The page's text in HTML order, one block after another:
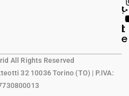
g
a
l
e
u
n
t
All Rights Reserved
32 10036 Torino (TO) | P.IVA: